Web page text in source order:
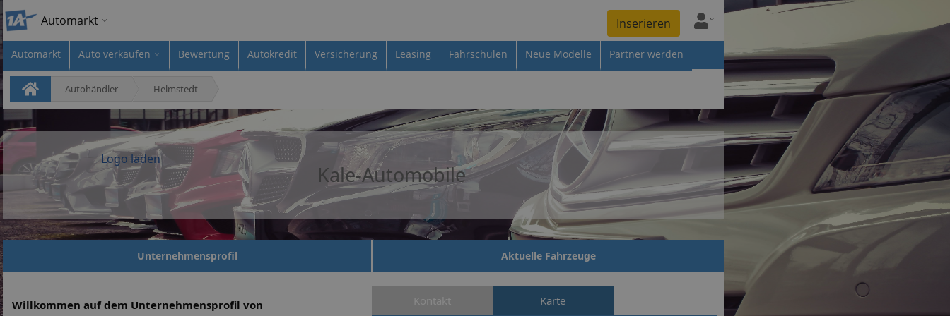
Automarkt Inserieren
Automarkt Auto verkaufen Bewertung Autokredit Versicherung Leasing Fahrschulen Neue Modelle Partner werden
Autohändler Helmstedt
Logo laden
Kale-Automobile
Unternehmensprofil Aktuelle Fahrzeuge
Willkommen auf dem Unternehmensprofil von
Kontakt Karte